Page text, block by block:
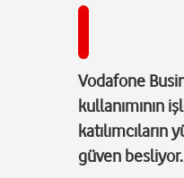
Vodafone
kullanımının
güven besliyor.